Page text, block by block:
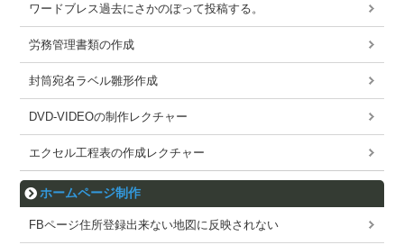
ワードブレス過去にさかのぼって投稿する。
労務管理書類の作成
封筒宛名ラベル雛形作成
DVD-VIDEOの制作レクチャー
エクセル工程表の作成レクチャー
ホームページ制作
FBページ住所登録出来ない地図に反映されない